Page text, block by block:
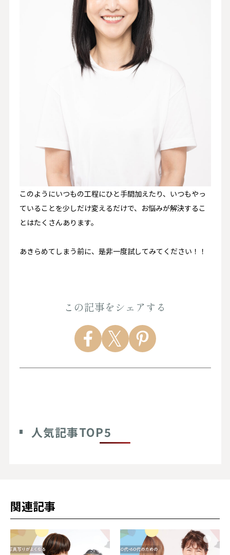
このようにいつもの工程にひと手間加えたり、いつもやっ
ていることを少しだけ変えるだけで、お悩みが解決するこ
とはたくさんあります。
あきらめてしまう前に、是非一度試してみてください！！
この記事をシェアする
人気記事TOP5
関連記事